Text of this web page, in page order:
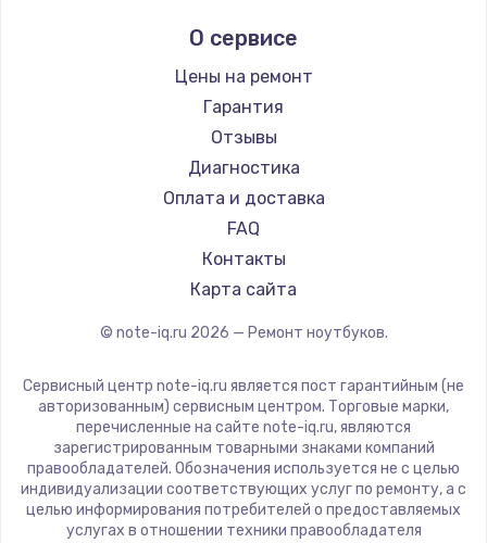
Ремонт ноутбуков Predator
Ремонт ноутбуков iru
Ремонт ноутбуков Machenike
Ремонт ноутбуков DEXP
Ремонт ноутбуков Teclast
Ремонт ноутбуков CHUWI
Ремонт ноутбуков Colorful
Aquarius
Gigabyte
Aorus
Maibenben
Getac
Epson
Philips
LG
Panasonic
ZTE
Hiper
Evga
Google
Echips
О сервисе
Цены на ремонт
Гарантия
Отзывы
Диагностика
Оплата и доставка
FAQ
Контакты
Карта сайта
© note-iq.ru 2026 — Ремонт ноутбуков.
Сервисный центр note-iq.ru является пост гарантийным (не
авторизованным) сервисным центром. Торговые марки,
перечисленные на сайте note-iq.ru, являются
зарегистрированным товарными знаками компаний
правообладателей. Обозначения используется не с целью
индивидуализации соответствующих услуг по ремонту, а с
целью информирования потребителей о предоставляемых
услугах в отношении техники правообладателя